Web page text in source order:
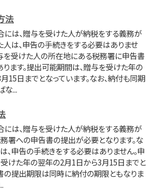
法
には、贈与を受けた人が納税をする義務が
人は、申告の手続きをする必要はありませ
を受けた人の所在地にある税務署に申告書
ます。提出可能期間は、贈与を受けた年の
15日までとなっています。なお、納付も同期
な...
には、贈与を受けた人が納税をする義務が
務署への申告書の提出が必要となります。な
、申告の手続きをする必要はありません。申
けた年の翌年の2月1日から3月15日までと
の提出期限は同時に納付の期限ともなりま